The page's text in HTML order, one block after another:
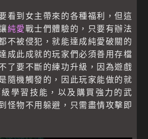
看到女主帶來的各種福利，但這
純愛戰士們體驗的，只要有辦法
不被侵犯，就能達成純愛破關的
成此成就的玩家們必須善用存檔
了要不斷的練功升級，因為遊戲
隨機觸發的，因此玩家能做的就
學習技能，以及購買強力的武
怪物不用躲避，只需盡情攻擊即